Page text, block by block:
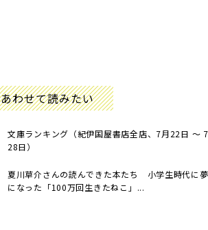
あわせて読みたい
文庫ランキング（紀伊国屋書店全店、7月22日 ～
28日）
夏川草介さんの読んできた本たち 小学生時代に
になった「100万回生きたねこ」...